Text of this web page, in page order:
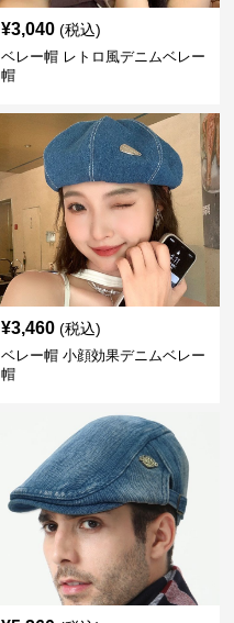
¥3,040 (税込)
ベレー帽 レトロ風デニムベレー
帽
¥3,460 (税込)
ベレー帽 小顔効果デニムベレー
帽